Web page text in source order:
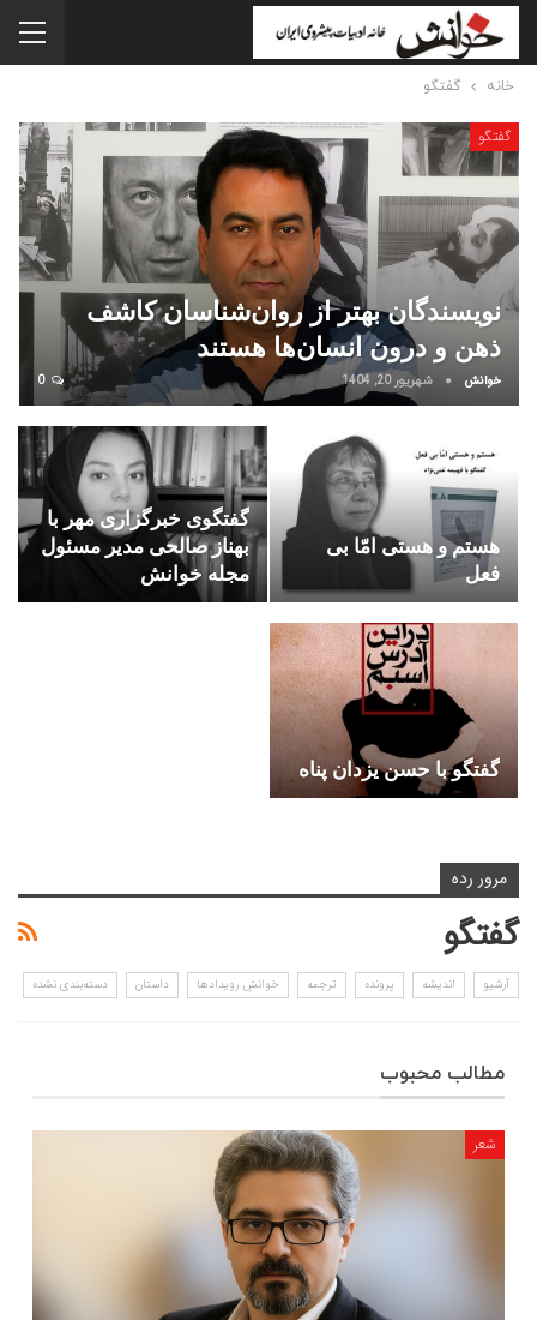
خانه گفتگو
گفتگو
نویسندگان بهتر از روان‌شناسان کاشف
ذهن و درون انسان‌ها هستند
خوانش شهریور 20, 1404 0
هستم و هستی امّا بی
فعل
گفتگوی خبرگزاری مهر با
بهناز صالحی مدیر مسئول
مجله خوانش
گفتگو با حسن یزدان پناه
مرور رده
گفتگو
آرشیو اندیشه پرونده ترجمه خوانشِ رویدادها داستان دسته‌بندی نشده
مطالب محبوب
شعر